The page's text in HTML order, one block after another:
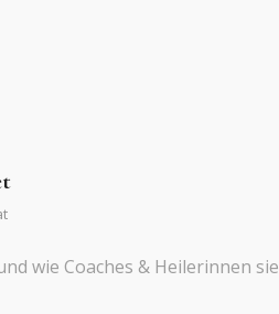
wie Coaches & Heilerinnen sie